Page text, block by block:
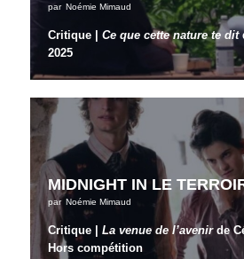
par Noémie Mimaud
Critique |Ce que cette nature te dit
2025
MIDNIGHT IN LE
par Noémie Mimaud
Critique |La venue de l’avenirde
Hors compétition